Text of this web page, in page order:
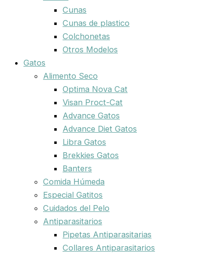
Cunas
Cunas de plastico
Colchonetas
Otros Modelos
Gatos
Alimento Seco
Optima Nova Cat
Visan Proct-Cat
Advance Gatos
Advance Diet Gatos
Libra Gatos
Brekkies Gatos
Banters
Comida Húmeda
Especial Gatitos
Cuidados del Pelo
Antiparasitarios
Pipetas Antiparasitarias
Collares Antiparasitarios